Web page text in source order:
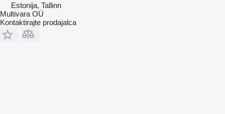
Estonija, Tallinn
Multivara OÜ
Kontaktirajte prodajalca